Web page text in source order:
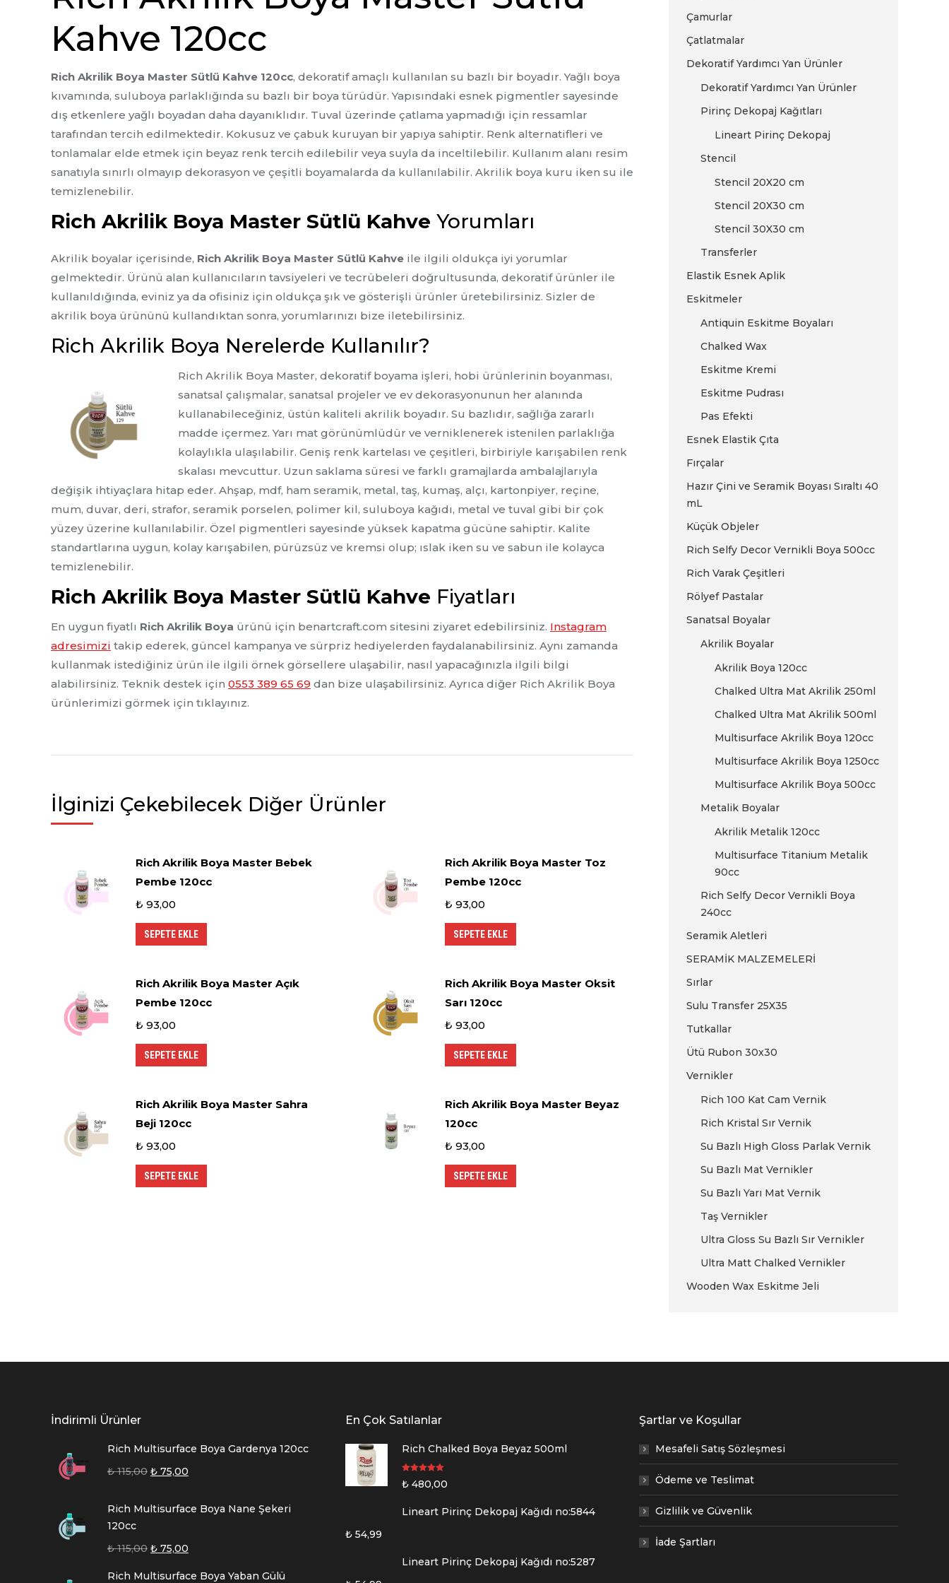
Kahve 120cc
Rich Akrilik Boya Master Sütlü Kahve 120cc, dekoratif amaçlı kullanılan su bazlı bir boyadır. Yağlı boya
kıvamında, suluboya parlaklığında su bazlı bir boya türüdür. Yapısındaki esnek pigmentler sayesinde
dış etkenlere yağlı boyadan daha dayanıklıdır. Tuval üzerinde çatlama yapmadığı için ressamlar
tarafından tercih edilmektedir. Kokusuz ve çabuk kuruyan bir yapıya sahiptir. Renk alternatifleri ve
tonlamalar elde etmek için beyaz renk tercih edilebilir veya suyla da inceltilebilir. Kullanım alanı resim
sanatıyla sınırlı olmayıp dekorasyon ve çeşitli boyamalarda da kullanılabilir. Akrilik boya kuru iken su ile
temizlenebilir.
Rich Akrilik Boya Master Sütlü Kahve Yorumları
Akrilik boyalar içerisinde, Rich Akrilik Boya Master Sütlü Kahve ile ilgili oldukça iyi yorumlar
gelmektedir. Ürünü alan kullanıcıların tavsiyeleri ve tecrübeleri doğrultusunda, dekoratif ürünler ile
kullanıldığında, eviniz ya da ofisiniz için oldukça şık ve gösterişli ürünler üretebilirsiniz. Sizler de
akrilik boya ürününü kullandıktan sonra, yorumlarınızı bize iletebilirsiniz.
Rich Akrilik Boya Nerelerde Kullanılır?
Rich Akrilik Boya Master, dekoratif boyama işleri, hobi ürünlerinin boyanması,
sanatsal çalışmalar, sanatsal projeler ve ev dekorasyonunun her alanında
kullanabileceğiniz, üstün kaliteli akrilik boyadır. Su bazlıdır, sağlığa zararlı
madde içermez. Yarı mat görünümlüdür ve verniklenerek istenilen parlaklığa
kolaylıkla ulaşılabilir. Geniş renk kartelası ve çeşitleri, birbiriyle karışabilen renk
skalası mevcuttur. Uzun saklama süresi ve farklı gramajlarda ambalajlarıyla
değişik ihtiyaçlara hitap eder. Ahşap, mdf, ham seramik, metal, taş, kumaş, alçı, kartonpiyer, reçine,
mum, duvar, deri, strafor, seramik porselen, polimer kil, suluboya kağıdı, metal ve tuval gibi bir çok
yüzey üzerine kullanılabilir. Özel pigmentleri sayesinde yüksek kapatma gücüne sahiptir. Kalite
standartlarına uygun, kolay karışabilen, pürüzsüz ve kremsi olup; ıslak iken su ve sabun ile kolayca
temizlenebilir.
Rich Akrilik Boya Master Sütlü Kahve Fiyatları
En uygun fiyatlı Rich Akrilik Boya ürünü için benartcraft.com sitesini ziyaret edebilirsiniz. Instagram
adresimizi takip ederek, güncel kampanya ve sürpriz hediyelerden faydalanabilirsiniz. Aynı zamanda
kullanmak istediğiniz ürün ile ilgili örnek görsellere ulaşabilir, nasıl yapacağınızla ilgili bilgi
alabilirsiniz. Teknik destek için 0553 389 65 69 dan bize ulaşabilirsiniz. Ayrıca diğer Rich Akrilik Boya
ürünlerimizi görmek için tıklayınız.
İlginizi Çekebilecek Diğer Ürünler
Rich Akrilik Boya Master Bebek
Pembe 120cc
₺ 93,00
SEPETE EKLE
Rich Akrilik Boya Master Toz
Pembe 120cc
₺ 93,00
SEPETE EKLE
Rich Akrilik Boya Master Açık
Pembe 120cc
₺ 93,00
SEPETE EKLE
Rich Akrilik Boya Master Oksit
Sarı 120cc
₺ 93,00
SEPETE EKLE
Rich Akrilik Boya Master Sahra
Beji 120cc
₺ 93,00
SEPETE EKLE
Rich Akrilik Boya Master Beyaz
120cc
₺ 93,00
SEPETE EKLE
Çamurlar
Çatlatmalar
Dekoratif Yardımcı Yan Ürünler
Dekoratif Yardımcı Yan Ürünler
Pirinç Dekopaj Kağıtları
Lineart Pirinç Dekopaj
Stencil
Stencil 20X20 cm
Stencil 20X30 cm
Stencil 30X30 cm
Transferler
Elastik Esnek Aplik
Eskitmeler
Antiquin Eskitme Boyaları
Chalked Wax
Eskitme Kremi
Eskitme Pudrası
Pas Efekti
Esnek Elastik Çıta
Fırçalar
Hazır Çini ve Seramik Boyası Sıraltı 40
mL
Küçük Objeler
Rich Selfy Decor Vernikli Boya 500cc
Rich Varak Çeşitleri
Rölyef Pastalar
Sanatsal Boyalar
Akrilik Boyalar
Akrilik Boya 120cc
Chalked Ultra Mat Akrilik 250ml
Chalked Ultra Mat Akrilik 500ml
Multisurface Akrilik Boya 120cc
Multisurface Akrilik Boya 1250cc
Multisurface Akrilik Boya 500cc
Metalik Boyalar
Akrilik Metalik 120cc
Multisurface Titanium Metalik
90cc
Rich Selfy Decor Vernikli Boya
240cc
Seramik Aletleri
SERAMİK MALZEMELERİ
Sırlar
Sulu Transfer 25X35
Tutkallar
Ütü Rubon 30x30
Vernikler
Rich 100 Kat Cam Vernik
Rich Kristal Sır Vernik
Su Bazlı High Gloss Parlak Vernik
Su Bazlı Mat Vernikler
Su Bazlı Yarı Mat Vernik
Taş Vernikler
Ultra Gloss Su Bazlı Sır Vernikler
Ultra Matt Chalked Vernikler
Wooden Wax Eskitme Jeli
İndirimli Ürünler
Rich Multisurface Boya Gardenya 120cc
₺115,00 ₺ 75,00
Rich Multisurface Boya Nane Şekeri
120cc
₺115,00 ₺ 75,00
Rich Multisurface Boya Yaban Gülü
En Çok Satılanlar
Rich Chalked Boya Beyaz 500ml
5 üzerinden
5.00oy aldı
₺480,00
Lineart Pirinç Dekopaj Kağıdı no:5844
₺54,99
Lineart Pirinç Dekopaj Kağıdı no:5287
Şartlar ve Koşullar
Mesafeli Satış Sözleşmesi
Ödeme ve Teslimat
Gizlilik ve Güvenlik
İade Şartları